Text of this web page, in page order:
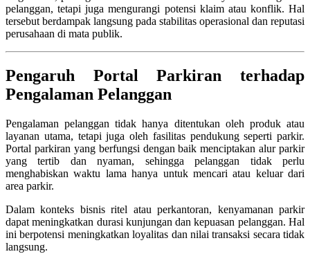
pelanggan, tetapi juga mengurangi potensi klaim atau konflik. Hal
tersebut berdampak langsung pada stabilitas operasional dan reputasi
perusahaan di mata publik.
Pengaruh Portal Parkiran terhadap
Pengalaman Pelanggan
Pengalaman pelanggan tidak hanya ditentukan oleh produk atau
layanan utama, tetapi juga oleh fasilitas pendukung seperti parkir.
Portal parkiran yang berfungsi dengan baik menciptakan alur parkir
yang tertib dan nyaman, sehingga pelanggan tidak perlu
menghabiskan waktu lama hanya untuk mencari atau keluar dari
area parkir.
Dalam konteks bisnis ritel atau perkantoran, kenyamanan parkir
dapat meningkatkan durasi kunjungan dan kepuasan pelanggan. Hal
ini berpotensi meningkatkan loyalitas dan nilai transaksi secara tidak
langsung.